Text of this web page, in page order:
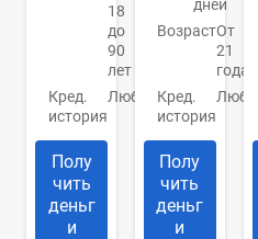
18
до
90
лет
Кред.
история
Любая
Полу
чить
деньг
и
дней
ВозрастОт
21
года
Кред.
история
Любая
Полу
чить
деньг
и